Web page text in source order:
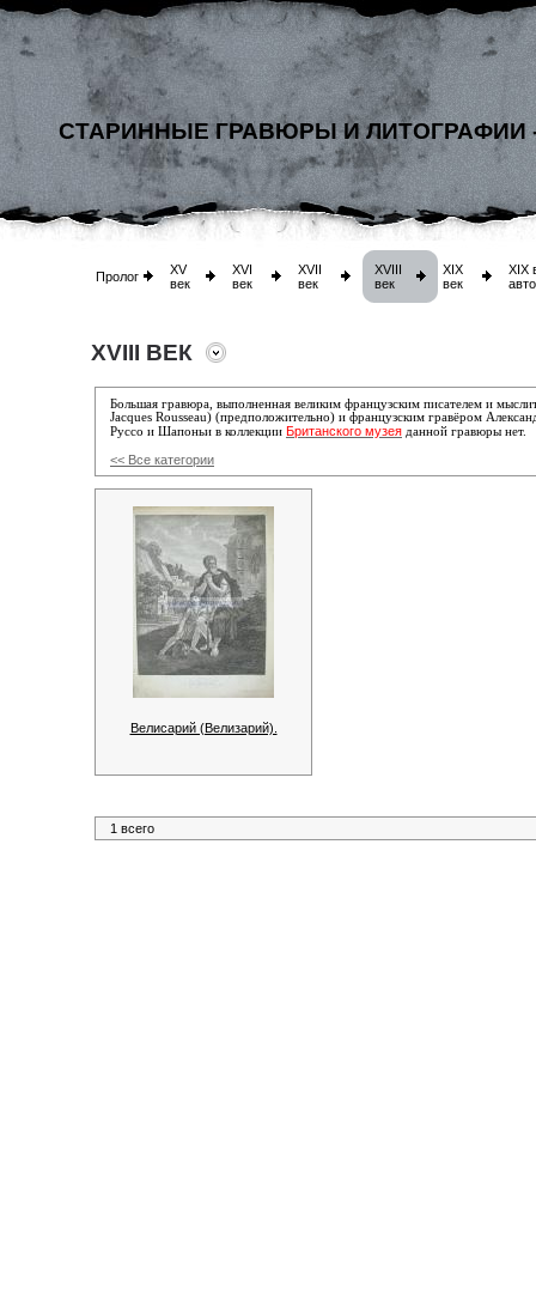
СТАРИННЫЕ ГРАВЮРЫ И ЛИТОГРАФИИ
Пролог
XV
век
XVI
век
XVII
век
XVIII
век
XIX
век
XIX
XVIII ВЕК
Большая гравюра, выполненная великим французским писателем и
Jacques Rousseau) (предположительно) и французским гравёром
Руссо и Шапоньи в коллекции Британского музея данной гравюры нет.
<< Все категории
Велисарий (Велизарий).
1 всего